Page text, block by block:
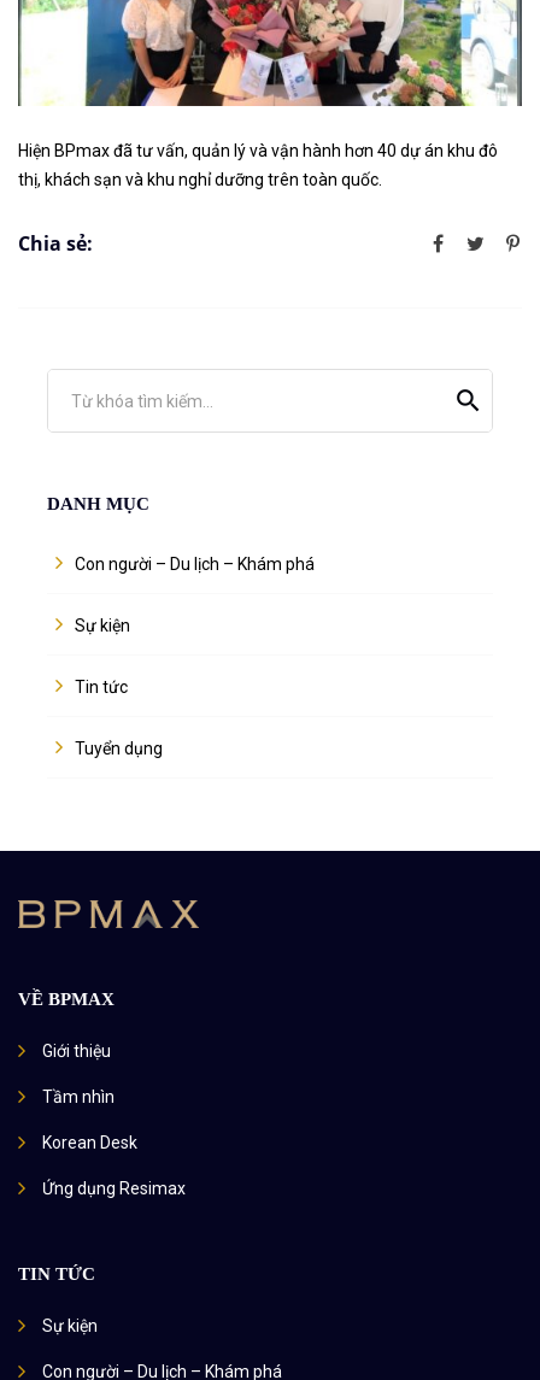
Hiện BPmax đã tư vấn, quản lý và vận hành hơn 40 dự án khu đô
thị, khách sạn và khu nghỉ dưỡng trên toàn quốc.
Chia sẻ:
Từ khóa tìm kiếm...
DANH MỤC
Con người – Du lịch – Khám phá
Sự kiện
Tin tức
Tuyển dụng
VỀ BPMAX
Giới thiệu
Tầm nhìn
Korean Desk
Ứng dụng Resimax
TIN TỨC
Sự kiện
Con người – Du lịch – Khám phá